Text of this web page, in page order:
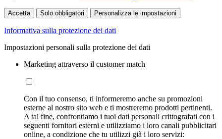
Accetta Solo obbligatori Personalizza le impostazioni
Informativa sulla protezione dei dati
Impostazioni personali sulla protezione dei dati
Marketing attraverso il customer match
Con il tuo consenso, ti informeremo anche su promozioni
esterne al nostro sito web e ti mostreremo prodotti pertinenti.
A tal fine, confrontiamo i tuoi dati personali crittografati con i
seguenti fornitori esterni e utilizziamo i loro canali pubblicitari
online, a condizione che tu utilizzi già i loro servizi: